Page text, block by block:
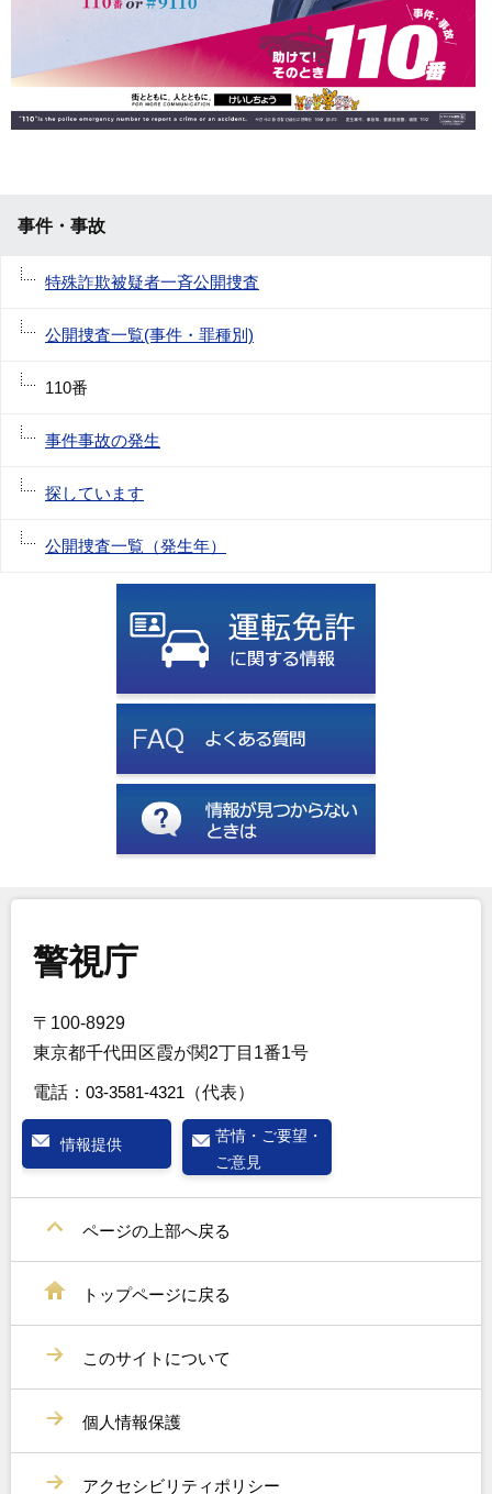
事件・事故
特殊詐欺被疑者一斉公開捜査
公開捜査一覧(事件・罪種別)
110番
事件事故の発生
探しています
公開捜査一覧（発生年）
警視庁
〒100-8929
東京都千代田区霞が関2丁目1番1号
電話： 03-3581-4321 （代表）
情報提供
苦情・ご要望・
ご意見
ページの上部へ戻る
トップページに戻る
このサイトについて
個人情報保護
アクセシビリティポリシー